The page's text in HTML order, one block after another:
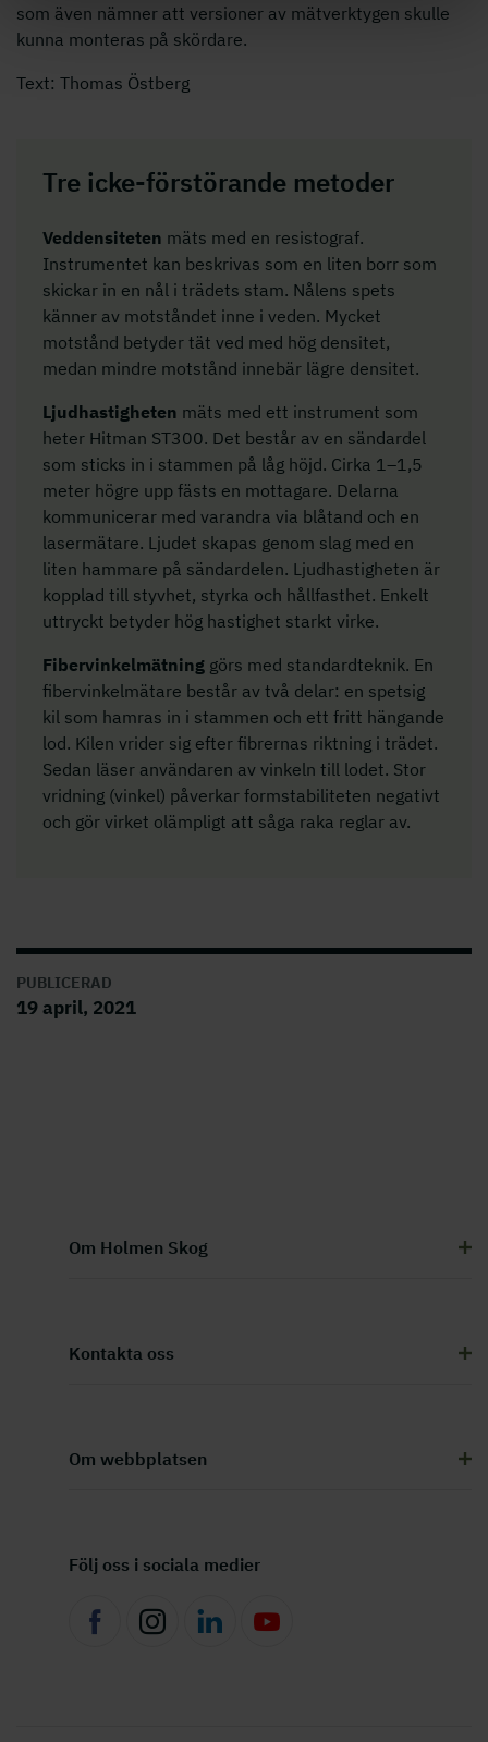
som även nämner att versioner av mätverktygen skulle
kunna monteras på skördare.
Text: Thomas Östberg
Tre icke-förstörande metoder
Veddensiteten mäts med en resistograf.
Instrumentet kan beskrivas som en liten borr som
skickar in en nål i trädets stam. Nålens spets
känner av motståndet inne i veden. Mycket
motstånd betyder tät ved med hög densitet,
medan mindre motstånd innebär lägre densitet.
Ljudhastigheten mäts med ett instrument som
heter Hitman ST300. Det består av en sändardel
som sticks in i stammen på låg höjd. Cirka 1–1,5
meter högre upp fästs en mottagare. Delarna
kommunicerar med varandra via blåtand och en
lasermätare. Ljudet skapas genom slag med en
liten hammare på sändardelen. Ljudhastigheten är
kopplad till styvhet, styrka och hållfasthet. Enkelt
uttryckt betyder hög hastighet starkt virke.
Fibervinkelmätning görs med standardteknik. En
ﬁbervinkelmätare består av två delar: en spetsig
kil som hamras in i stammen och ett fritt hängande
lod. Kilen vrider sig efter ﬁbrernas riktning i trädet.
Sedan läser användaren av vinkeln till lodet. Stor
vridning (vinkel) påverkar formstabiliteten negativt
och gör virket olämpligt att såga raka reglar av.
PUBLICERAD
19 april, 2021
Om Holmen Skog
Kontakta oss
Om webbplatsen
Följ oss i sociala medier